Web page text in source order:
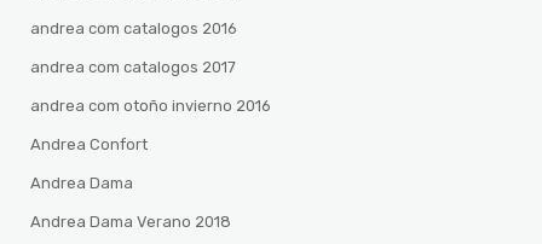
andrea com catalogos 2016
andrea com catalogos 2017
andrea com otoño invierno 2016
Andrea Confort
Andrea Dama
Andrea Dama Verano 2018